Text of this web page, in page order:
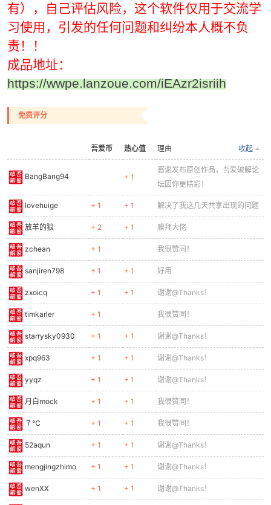
269
270
271
272
273
274
275
277
278
282
284
285
286
287
288
289
290
291
292
293
294
295
296
297
298
299
300
301
302
303
304
305
306
echo Windows 7 开启LPD打印相关功能……结束
else if "%os%" =="win10_or_win11"
echo Windows 10 或 Windows 11 开启LPD打印相关
DISM /Online /Enable-Feature /
dism /online /enable-feature /featurename:
dism /online /enable-feature /featurename:
Windows 11 开启LPD打印相关功能……结束
)else (
)
echo
echo
****************************正在启动相关
echo
for %%a
(server Browser DHCP fdPHost lmhosts
sc config"%%~a"
start=auto >nul
>nul 2>nul
net stop spooler /yes > NUL
rem 删除打印任务
:\WINDOWS\SYSTEM32\SPOOL\PRINTERS\*.* /F /Q
net start LPDSVC >nul 2>nul
echo.
echo
当前计算机名: 【%computername%】
echo
@echo
【现在可直接共享目录了】【如要LPR方式共享打印
REM 打开设备和打印机
set"osVersion="
有），自己评估风险，这个软件仅用于交流学
习使用，引发的任何问题和纠纷本人概不负
责！！
成品地址：
https://wwpe.lanzoue.com/iEAzr2isriih
免费评分
吾爱币 热心值 收起
理由
BangBang94 + 1
感谢发布原创作品，吾爱破解论
坛因你更精彩！
lovehuige + 1 + 1 解决了我这几天共享出现的问题
放羊的狼 + 2 + 1 膜拜大佬
zchean + 1 我很赞同！
sanjiren798 + 1 + 1 好用
zxoicq + 1 + 1 谢谢@Thanks！
timkarler + 1 我很赞同！
starrysky0930 + 1 + 1 谢谢@Thanks！
xpq963 + 1 + 1 谢谢@Thanks！
yyqz + 1 + 1 谢谢@Thanks！
月白mock + 1 + 1 我很赞同！
７℃ + 1 + 1 我很赞同！
52aqun + 1 + 1 谢谢@Thanks！
mengjingzhimo + 1 + 1 谢谢@Thanks！
wenXX + 1 + 1 谢谢@Thanks！